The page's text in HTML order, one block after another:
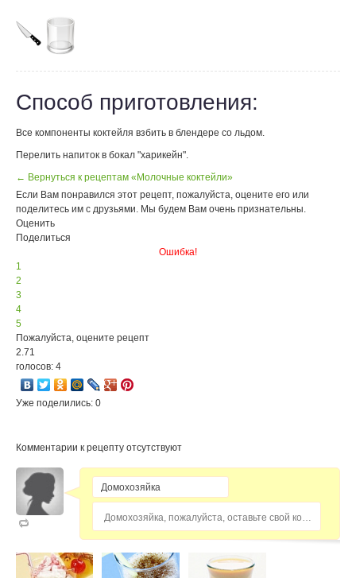
Способ приготовления:
Все компоненты коктейля взбить в блендере со льдом.
Перелить напиток в бокал "харикейн".
← Вернуться к рецептам «Молочные коктейли»
Если Вам понравился этот рецепт, пожалуйста, оцените его или
поделитесь им с друзьями. Мы будем Вам очень признательны.
Оценить
Поделиться
Ошибка!
1
2
3
4
5
Пожалуйста, оцените рецепт
2.71
голосов: 4
Уже поделились: 0
Комментарии к рецепту отсутствуют
Домохозяйка, пожалуйста, оставьте свой комментарий...